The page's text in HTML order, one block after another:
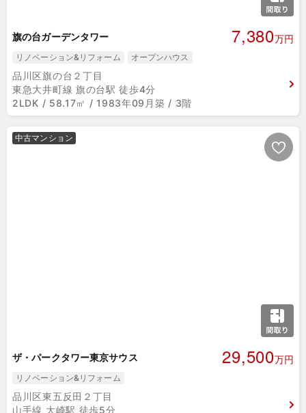
旗の台ガーデンタワー 7,380万円
リノベーション&リフォーム オープンハウス
品川区旗の台２丁目
東急大井町線 旗の台駅 徒歩4分
2LDK / 58.17㎡ / 1983年09月築 / 3階
中古マンション
ザ・パークタワー東京サウス 29,500万円
リノベーション&リフォーム
品川区東五反田２丁目
山手線 大崎駅 徒歩5分